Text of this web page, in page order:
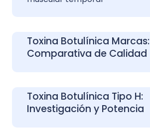
Toxina Botulínica Marcas:
Comparativa de Calidad
Toxina Botulínica Tipo H:
Investigación y Potencia